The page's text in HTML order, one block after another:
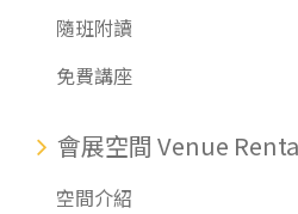
隨班附讀
免費講座
會展空間 Venue
空間介紹